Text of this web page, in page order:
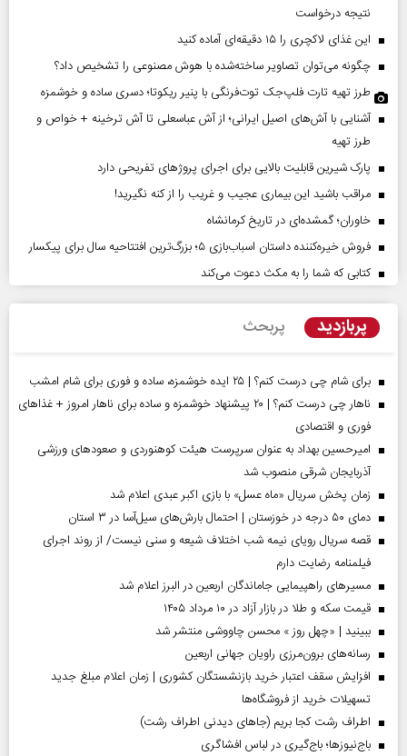
نتیجه درخواست
این غذای لاکچری را ۱۵ دقیقه‌ای آماده کنید
چگونه می‌توان تصاویر ساخته‌شده با هوش مصنوعی را تشخیص داد؟
طرز تهیه تارت فلپ‌جک توت‌فرنگی با پنیر ریکوتا؛ دسری ساده و خوشمزه
آشنایی با آش‌های اصیل ایرانی؛ از آش عباسعلی تا آش ترخینه + خواص و
طرز تهیه
پارک شیرین قابلیت‌ بالایی برای اجرای پروژهای تفریحی دارد
مراقب باشید این بیماری عجیب و غریب را از کنه نگیرید!
خاوران؛ گمشده‌ای در تاریخ کرمانشاه
فروش خیره‌کننده داستان اسباب‌بازی ۵؛ بزرگ‌ترین افتتاحیه سال برای پیکسار
کتابی که شما را به مکث دعوت می‌کند
پربازدید پربحث
برای شام چی درست کنم؟ | ۲۵ ایده خوشمزه، ساده و فوری برای شام امشب
ناهار چی درست کنم؟ | ۲۰ پیشنهاد خوشمزه و ساده برای ناهار امروز + غذاهای
فوری و اقتصادی
امیرحسین بهداد به عنوان سرپرست هیئت کوهنوردی و صعودهای ورزشی
آذربایجان شرقی منصوب شد
زمان پخش سریال «ماه عسل» با بازی اکبر عبدی اعلام شد
دمای ۵۰ درجه در خوزستان | احتمال بارش‌های سیل‌آسا در ۳ استان
قصه سریال رویای نیمه شب اختلاف شیعه و سنی نیست/ از روند اجرای
فیلمنامه رضایت دارم
مسیر‌های راهپیمایی جاماندگان اربعین در البرز اعلام شد
قیمت سکه و طلا در بازار آزاد در ۱۰ مرداد ۱۴۰۵
ببینید | «چهل روز » محسن چاووشی منتشر شد
رسانه‌های برون‌مرزی راویان جهانی اربعین
افزایش سقف اعتبار خرید بازنشستگان کشوری | زمان اعلام مبلغ جدید
تسهیلات خرید از فروشگاه‌ها
اطراف رشت کجا بریم (جاهای دیدنی اطراف رشت)
باج‌نیوزها؛ باج‌گیری در لباس افشاگری